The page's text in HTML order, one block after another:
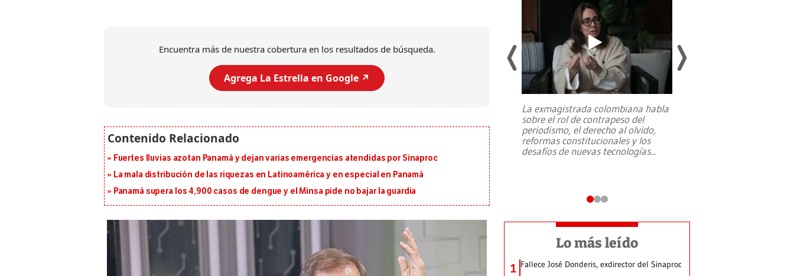
Encuentra más de nuestra cobertura en los resultados de búsqueda.
Agrega La Estrella en Google ↗️
Fuertes lluvias azotan Panamá y dejan varias emergencias atendidas por Sinaproc
La mala distribución de las riquezas en Latinoamérica y en especial en Panamá
Panamá supera los 4,900 casos de dengue y el Minsa pide no bajar la guardia
Un fuerte terremoto de magnitud
7,1 se registró este martes 28 de
La exmagistrada colombiana habla
sobre el rol de contrapeso del
periodismo, el derecho al olvido,
reformas constitucionales y los
desafíos de nuevas tecnologías...
Lo más leído
1 Fallece José Donderis, exdirector del Sinaproc